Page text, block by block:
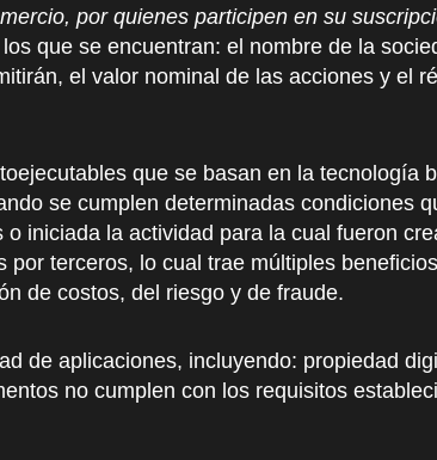
por quienes participen en su
que se encuentran: el nombre de la
el valor nominal de las acciones y el
que se basan en la tecnología
se cumplen determinadas condiciones
iniciada la actividad para la cual fueron
terceros, lo cual trae múltiples
de costos, del riesgo y de fraude.
de aplicaciones, incluyendo: propiedad
no cumplen con los requisitos